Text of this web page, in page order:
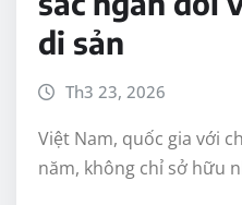
di sản
Th3 23, 2026
Việt Nam, quốc gia với
năm, không chỉ sở hữu